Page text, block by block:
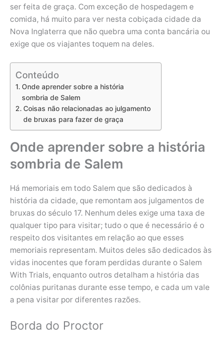
ser feita de graça. Com exceção de hospedagem e
comida, há muito para ver nesta cobiçada cidade da
Nova Inglaterra que não quebra uma conta bancária ou
exige que os viajantes toquem na deles.
Conteúdo
Onde aprender sobre a história
sombria de Salem
Coisas não relacionadas ao julgamento
de bruxas para fazer de graça
Onde aprender sobre a história
sombria de Salem
Há memoriais em todo Salem que são dedicados à
história da cidade, que remontam aos julgamentos de
bruxas do século 17. Nenhum deles exige uma taxa de
qualquer tipo para visitar; tudo o que é necessário é o
respeito dos visitantes em relação ao que esses
memoriais representam. Muitos deles são dedicados às
vidas inocentes que foram perdidas durante o Salem
With Trials, enquanto outros detalham a história das
colônias puritanas durante esse tempo, e cada um vale
a pena visitar por diferentes razões.
Borda do Proctor